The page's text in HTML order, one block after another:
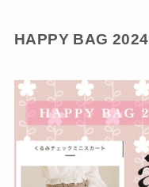
HAPPY BAG 2024